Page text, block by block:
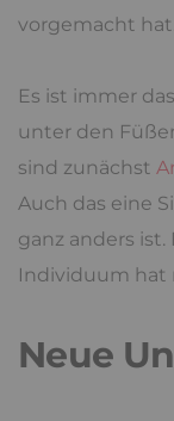
vorgemacht hat.
Es ist immer
unter den
sind zunächst
Auch das eine
ganz anders ist.
Individuum hat
Neue